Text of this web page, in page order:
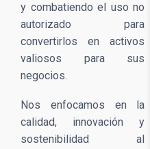
y combatiendo el uso no
autorizado para
convertirlos en activos
valiosos para sus
negocios.
Nos enfocamos en la
calidad, innovación y
sostenibilidad al